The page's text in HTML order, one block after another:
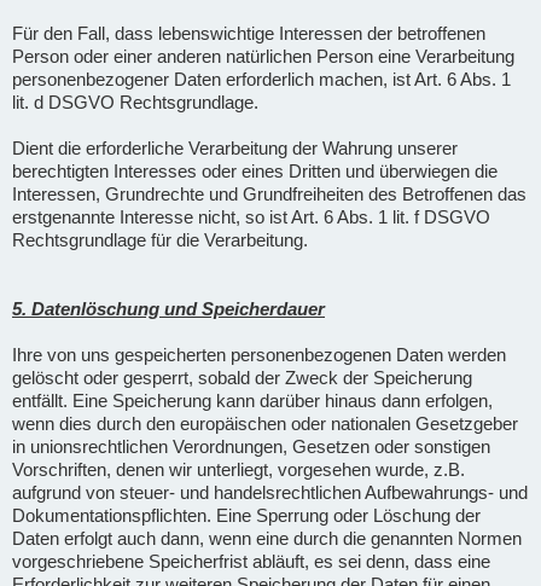
Für den Fall, dass lebenswichtige Interessen der betroffenen
Person oder einer anderen natürlichen Person eine Verarbeitung
personenbezogener Daten erforderlich machen, ist Art. 6 Abs. 1
lit. d DSGVO Rechtsgrundlage.
Dient die erforderliche Verarbeitung der Wahrung unserer
berechtigten Interesses oder eines Dritten und überwiegen die
Interessen, Grundrechte und Grundfreiheiten des Betroffenen das
erstgenannte Interesse nicht, so ist Art. 6 Abs. 1 lit. f DSGVO
Rechtsgrundlage für die Verarbeitung.
5. Datenlöschung und Speicherdauer
Ihre von uns gespeicherten personenbezogenen Daten werden
gelöscht oder gesperrt, sobald der Zweck der Speicherung
entfällt. Eine Speicherung kann darüber hinaus dann erfolgen,
wenn dies durch den europäischen oder nationalen Gesetzgeber
in unionsrechtlichen Verordnungen, Gesetzen oder sonstigen
Vorschriften, denen wir unterliegt, vorgesehen wurde, z.B.
aufgrund von steuer- und handelsrechtlichen Aufbewahrungs- und
Dokumentationspflichten. Eine Sperrung oder Löschung der
Daten erfolgt auch dann, wenn eine durch die genannten Normen
vorgeschriebene Speicherfrist abläuft, es sei denn, dass eine